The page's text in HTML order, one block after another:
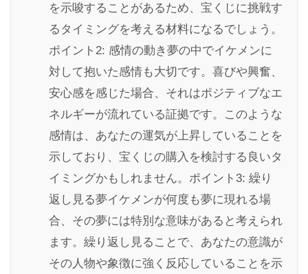
を示唆することがあるため、宝くじに挑戦す
るタイミングを考える材料になるでしょう。
ポイント2: 感情の動き夢の中でイケメンに
対して抱いた感情も大切です。喜びや興奮、
安心感を感じた場合、それはポジティブなエ
ネルギーが流れている証拠です。このような
感情は、あなたの運気が上昇していることを
示しており、宝くじの購入を検討する良いタ
イミングかもしれません。ポイント3: 繰り
返し見る夢イケメンが何度も夢に現れる場
合、その夢には特別な意味があると考えられ
ます。繰り返し見ることで、あなたの意識が
その人物や象徴に強く反応していることを示